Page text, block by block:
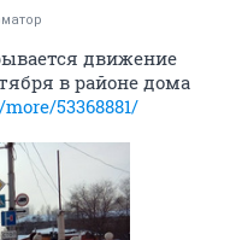
движение
в районе дома
53368881/